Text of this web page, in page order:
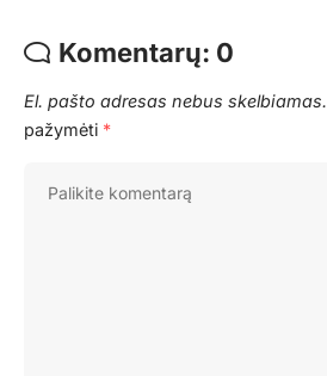
Komentarų: 0
El. pašto adresas nebus skelbiamas.
pažymėti *